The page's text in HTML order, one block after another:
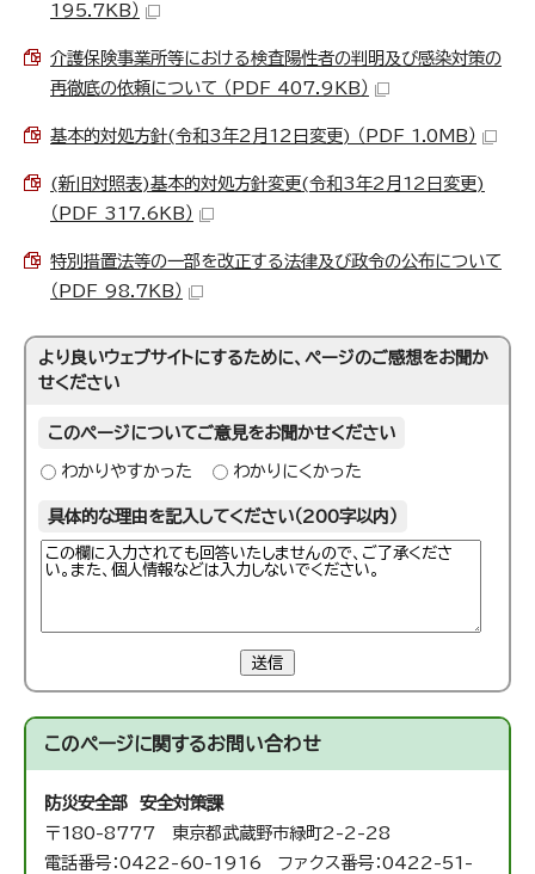
195.7KB）
介護保険事業所等における検査陽性者の判明及び感染対策の
再徹底の依頼について （PDF 407.9KB）
基本的対処方針(令和3年2月12日変更) （PDF 1.0MB）
(新旧対照表)基本的対処方針変更(令和3年2月12日変更)
（PDF 317.6KB）
特別措置法等の一部を改正する法律及び政令の公布について
（PDF 98.7KB）
より良いウェブサイトにするために、ページのご感想をお聞か
せください
このページについてご意見をお聞かせください
わかりやすかった わかりにくかった
具体的な理由を記入してください（200字以内）
送信
このページに関するお問い合わせ
防災安全部 安全対策課
〒180-8777 東京都武蔵野市緑町2-2-28
電話番号：0422-60-1916 ファクス番号：0422-51-